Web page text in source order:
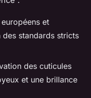
et
des standards stricts
des cuticules
et une brillance